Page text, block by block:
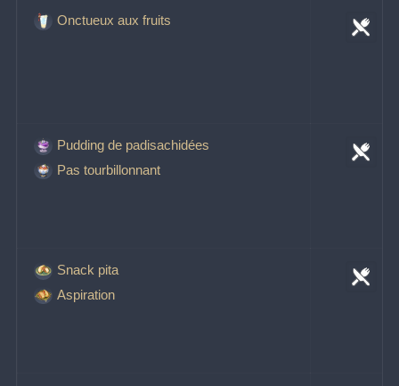
Onctueux aux fruits
Pudding de padisachidées
Pas tourbillonnant
Snack pita
Aspiration